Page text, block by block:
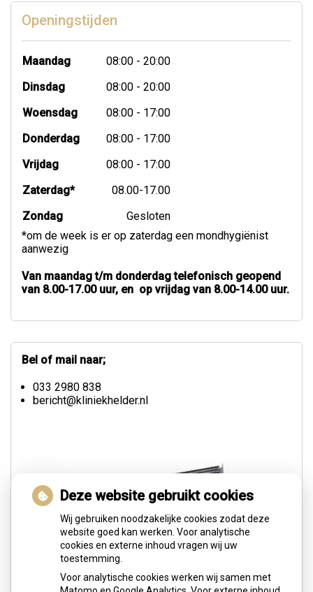
Openingstijden
Maandag
08:00 - 20:00
Dinsdag
08:00 - 20:00
Woensdag
08:00 - 17:00
Donderdag
08:00 - 17:00
Vrijdag
08:00 - 17:00
Zaterdag*
08.00-17.00
Zondag
Gesloten
*om de week is er op zaterdag een mondhygiënist
aanwezig
Van maandag t/m donderdag telefonisch geopend
van 8.00-17.00 uur, en op vrijdag van 8.00-14.00 uur.
Bel of mail naar;
033 2980 838
bericht@kliniekhelder.nl
Deze website gebruikt cookies
Wij gebruiken noodzakelijke cookies zodat deze
website goed kan werken. Voor analytische
cookies en externe inhoud vragen wij uw
toestemming.
Voor analytische cookies werken wij samen met